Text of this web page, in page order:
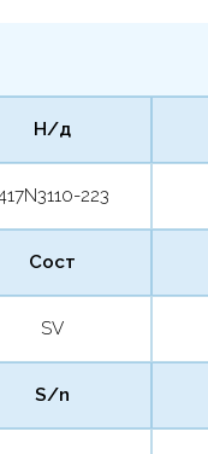
Н/д
223
Сост
SV
S/n